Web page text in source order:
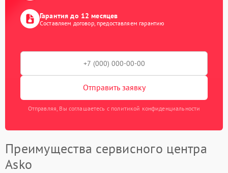
Гарантия до 12 месяцев
Составляем договор, предоставляем гарантию
Отправить заявку
Отправляя, Вы соглашаетесь с политикой конфиденциальности
Преимущества сервисного центра
Asko